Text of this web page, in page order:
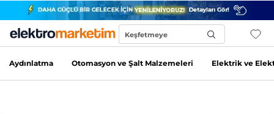
Keşfetmeye
Aydınlatma Otomasyon ve Şalt Malzemeleri Elektrik ve